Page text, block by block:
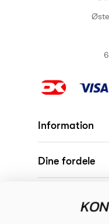
Information
Dine fordele